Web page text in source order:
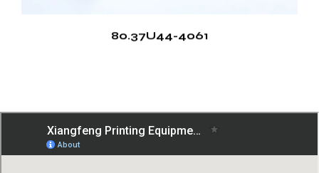
80.37U44-4061